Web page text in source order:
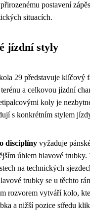
postavení
situacích.
jízdní styly
29 představuje klíčový
a celkovou jízdní
koly je
s konkrétním stylem
disciplíny vyžaduje
úhlem hlavové
na technických
trubky se u těchto
rozvorem vytváří kolo,
a nižší pozice středu